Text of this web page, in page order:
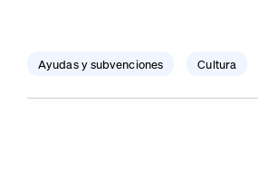
Ayudas y subvenciones Cultura